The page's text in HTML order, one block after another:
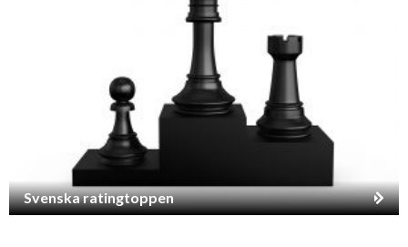
Svenska ratingtoppen